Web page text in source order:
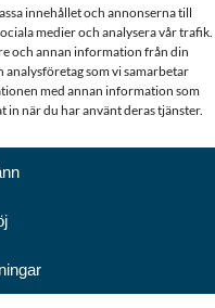
innehållet och annonserna till
medier och analysera vår trafik.
och annan information från din
analysföretag som vi samarbetar
med annan information som
in när du har använt deras tjänster.